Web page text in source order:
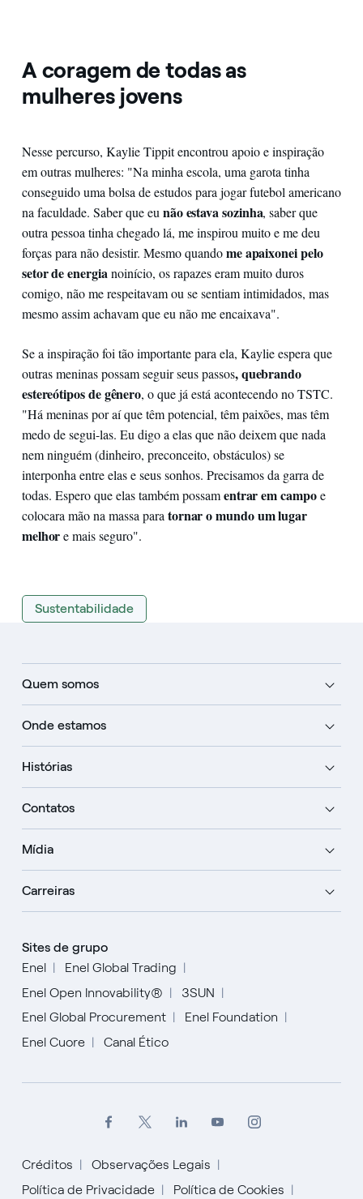
A coragem de todas as
mulheres jovens
Nesse percurso, Kaylie Tippit encontrou apoio e inspiração
em outras mulheres: "Na minha escola, uma garota tinha
conseguido uma bolsa de estudos para jogar futebol americano
na faculdade. Saber que eunão estava sozinha, saber que
outra pessoa tinha chegado lá, me inspirou muito e me deu
forças para não desistir. Mesmo quandome apaixonei pelo
setor deenergianoinício, os rapazes eram muito duros
comigo, não me respeitavam ou se sentiam intimidados, mas
mesmo assim achavam que eu não me encaixava".
Se a inspiração foi tão importante para ela, Kaylie espera que
outras meninas possam seguir seus passos, quebrando
estereótipos de gênero, o que já está acontecendo no TSTC.
"Há meninas por aí que têm potencial, têm paixões, mas têm
medo de segui-las. Eu digo a elas que não deixem que nada
nem ninguém (dinheiro, preconceito, obstáculos) se
interponha entre elas e seus sonhos. Precisamos da garra de
todas. Espero que elas também possamentrar em campoe
colocara mão na massa para tornar o mundo um lugar
melhore mais seguro".
Sustentabilidade
Quem somos
Onde estamos
Histórias
Contatos
Mídia
Carreiras
Sites de grupo
Enel
Enel Global Trading
Enel Open Innovability®
3SUN
Enel Global Procurement
Enel Foundation
Enel Cuore
Canal Ético
Créditos
Observações Legais
Política de Privacidade
Política de Cookies